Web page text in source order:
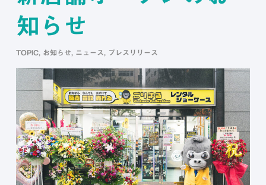
知らせ
TOPIC, お知らせ ニュース プレスリリース